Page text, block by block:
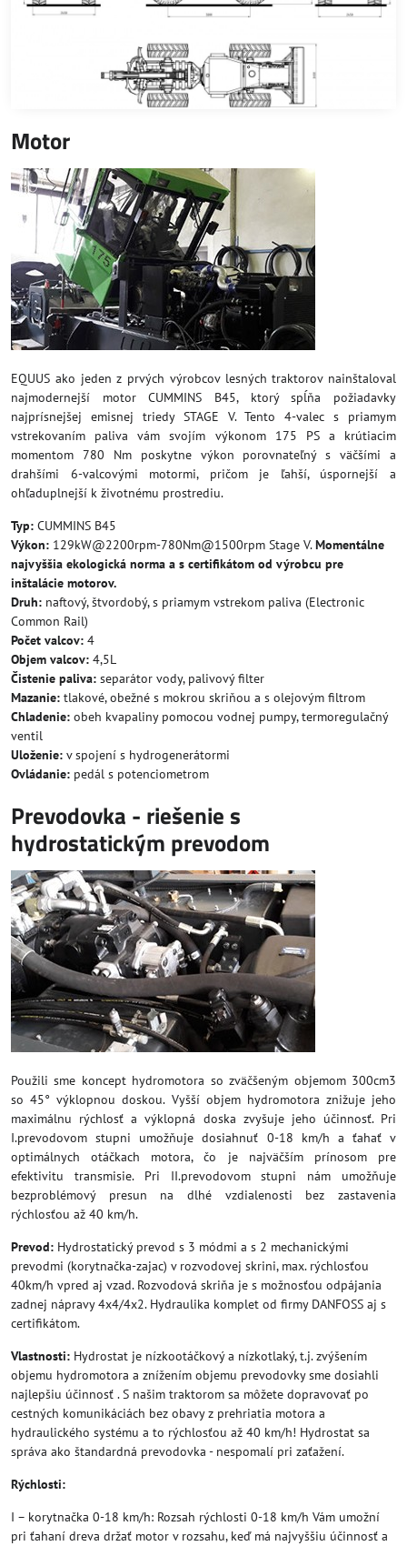
Motor
EQUUS ako jeden z prvých výrobcov lesných traktorov nainštaloval
najmodernejší motor CUMMINS B45, ktorý spĺňa požiadavky
najprísnejšej emisnej triedy STAGE V. Tento 4-valec s priamym
vstrekovaním paliva vám svojím výkonom 175 PS a krútiacim
momentom 780 Nm poskytne výkon porovnateľný s väčšími a
drahšími 6-valcovými motormi, pričom je ľahší, úspornejší a
ohľaduplnejší k životnému prostrediu.
Typ: CUMMINS B45
Výkon: 129kW@2200rpm-780Nm@1500rpm Stage V.Momentálne
najvyššia ekologická norma a s certifikátom od výrobcu pre
inštalácie motorov.
Druh: naftový, štvordobý, s priamym vstrekom paliva (Electronic
Common Rail)
Počet valcov: 4
Objem valcov: 4,5L
Čistenie paliva: separátor vody, palivový filter
Mazanie: tlakové, obežné s mokrou skriňou a s olejovým filtrom
Chladenie: obeh kvapaliny pomocou vodnej pumpy, termoregulačný
ventil
Uloženie: v spojení s hydrogenerátormi
Ovládanie: pedál s potenciometrom
Prevodovka - riešenie s
hydrostatickým prevodom
Použili sme koncept hydromotora so zväčšeným objemom 300cm3
so 45° výklopnou doskou. Vyšší objem hydromotora znižuje jeho
maximálnu rýchlosť a výklopná doska zvyšuje jeho účinnosť. Pri
I.prevodovom stupni umožňuje dosiahnuť 0-18 km/h a ťahať v
optimálnych otáčkach motora, čo je najväčším prínosom pre
efektivitu transmisie. Pri II.prevodovom stupni nám umožňuje
bezproblémový presun na dlhé vzdialenosti bez zastavenia
rýchlosťou až 40 km/h.
Prevod: Hydrostatický prevod s 3 módmi a s 2 mechanickými
prevodmi (korytnačka-zajac) v rozvodovej skrini, max. rýchlosťou
40km/h vpred aj vzad. Rozvodová skriňa je s možnosťou odpájania
zadnej nápravy 4x4/4x2. Hydraulika komplet od firmy DANFOSS aj s
certifikátom.
Vlastnosti: Hydrostat je nízkootáčkový a nízkotlaký, t.j. zvýšením
objemu hydromotora a znížením objemu prevodovky sme dosiahli
najlepšiu účinnosť . S našim traktorom sa môžete dopravovať po
cestných komunikáciách bez obavy z prehriatia motora a
hydraulického systému a to rýchlosťou až 40 km/h! Hydrostat sa
správa ako štandardná prevodovka - nespomalí pri zaťažení.
Rýchlosti:
I – korytnačka 0-18 km/h: Rozsah rýchlosti 0-18 km/h Vám umožní
pri ťahaní dreva držať motor v rozsahu, keď má najvyššiu účinnosť a